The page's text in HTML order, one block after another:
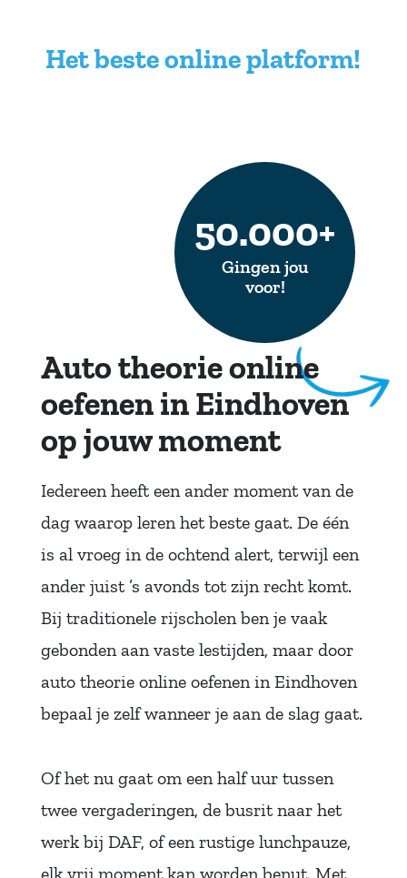
Het beste online platform!
50.000+
Gingen jou
voor!
Auto theorie online
oefenen in Eindhoven
op jouw moment
Iedereen heeft een ander moment van de
dag waarop leren het beste gaat. De één
is al vroeg in de ochtend alert, terwijl een
ander juist ’s avonds tot zijn recht komt.
Bij traditionele rijscholen ben je vaak
gebonden aan vaste lestijden, maar door
auto theorie online oefenen in Eindhoven
bepaal je zelf wanneer je aan de slag gaat.
Of het nu gaat om een half uur tussen
twee vergaderingen, de busrit naar het
werk bij DAF, of een rustige lunchpauze,
elk vrij moment kan worden benut. Met